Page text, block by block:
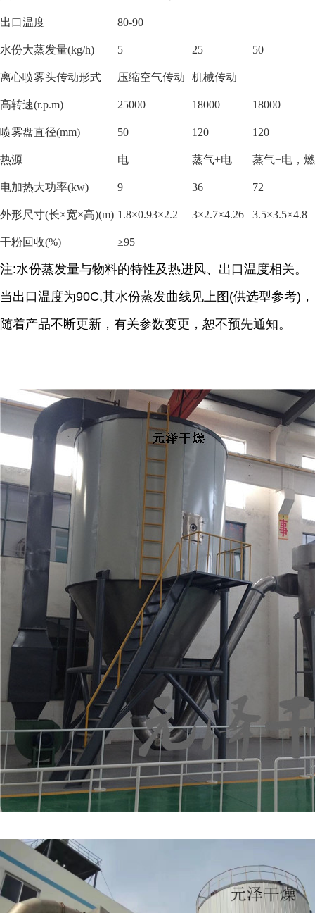
出口温度 80-90
水份大蒸发量(kg/h) 5 25 50
离心喷雾头传动形式 压缩空气传动 机械传动
高转速(r.p.m) 25000 18000 18000
喷雾盘直径(mm) 50 120 120
热源 电 蒸气+电 蒸气+电，
电加热大功率(kw) 9 36 72
外形尺寸(长×宽×高)(m) 1.8×0.93×2.2 3×2.7×4.26 3.5×3.5×4.8
干粉回收(%) ≥95
注:水份蒸发量与物料的特性及热进风、出口温度相关。
当出口温度为90C,其水份蒸发曲线见上图 (供选型参考) ，
随着产品不断更新，有关参数变更，恕不预先通知。